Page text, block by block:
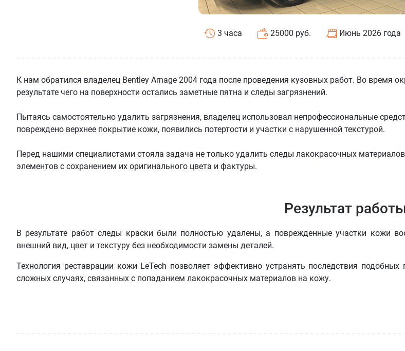
3 часа 25000 руб. Июнь 2026 года
К нам обратился владелец Bentley Arnage 2004 года после проведения кузовных работ. Во время
результате чего на поверхности остались заметные пятна и следы загрязнений.
Пытаясь самостоятельно удалить загрязнения, владелец использовал непрофессиональные
повреждено верхнее покрытие кожи, появились потертости и участки с нарушенной текстурой.
Перед нашими специалистами стояла задача не только удалить следы лакокрасочных
элементов с сохранением их оригинального цвета и фактуры.
Результат
В результате работ следы краски были полностью удалены, а поврежденные участки кожи
внешний вид, цвет и текстуру без необходимости замены деталей.
Технология реставрации кожи LeTech позволяет эффективно устранять последствия
сложных случаях, связанных с попаданием лакокрасочных материалов на кожу.